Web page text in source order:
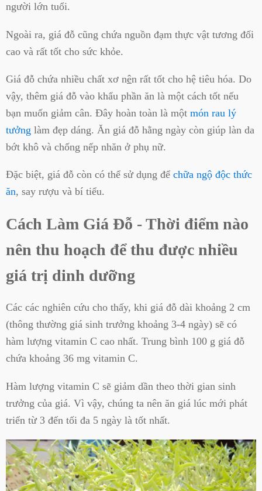
người lớn tuổi.
Ngoài ra, giá đỗ cũng chứa nguồn đạm thực vật tương đối
cao và rất tốt cho sức khỏe.
Giá đỗ chứa nhiều chất xơ nên rất tốt cho hệ tiêu hóa. Do
vậy, thêm giá đỗ vào khẩu phần ăn là một cách tốt nếu
bạn muốn giảm cân. Đây hoàn toàn là một món rau lý
tưởng làm đẹp dáng. Ăn giá đỗ hằng ngày còn giúp làn da
bớt khô và chống nếp nhăn ở phụ nữ.
Đặc biệt, giá đỗ còn có thể sử dụng để chữa ngộ độc thức
ăn, say rượu và bí tiểu.
Cách Làm Giá Đỗ - Thời điểm nào
nên thu hoạch để thu được nhiều
giá trị dinh dưỡng
Các các nghiên cứu cho thấy, khi giá đỗ dài khoảng 2 cm
(thông thường giá sinh trưởng khoảng 3-4 ngày) sẽ có
hàm lượng vitamin C cao nhất. Trung bình 100 g giá đỗ
chứa khoảng 36 mg vitamin C.
Hàm lượng vitamin C sẽ giảm dần theo thời gian sinh
trưởng của giá. Vì vậy, chúng ta nên ăn giá lúc mới phát
triển từ 3 đến tối đa 5 ngày là tốt nhất.